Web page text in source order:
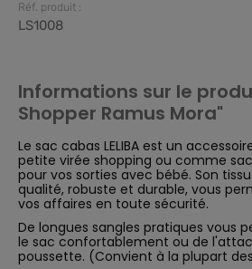
Réf. produit :
LS1008
Informations sur le
Shopper Ramus Mora"
Le sac cabas LELIBA est un
petite virée shopping ou comme
pour vos sorties avec bébé. Son
qualité, robuste et durable, vous
vos affaires en toute sécurité.
De longues sangles pratiques vous
le sac confortablement ou de
poussette. (Convient à la plupart